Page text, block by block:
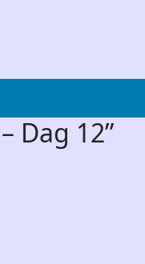
Dag 12”